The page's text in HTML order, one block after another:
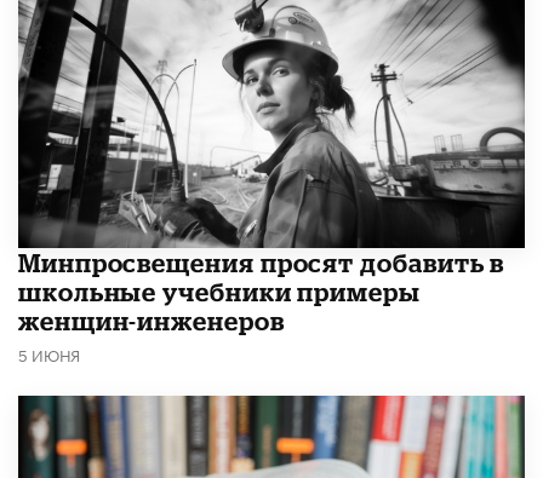
Минпросвещения просят добавить в
школьные учебники примеры
женщин-инженеров
5 ИЮНЯ